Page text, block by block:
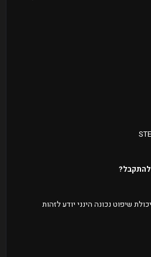
שיפוט נכונה הינני יודע לזהות